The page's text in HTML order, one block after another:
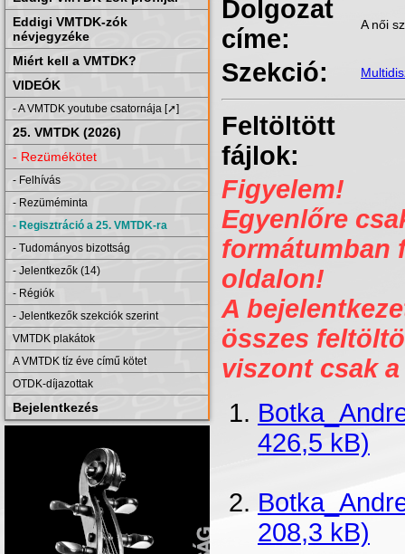
Eddigi VMTDK-zók
névjegyzéke
Miért kell a VMTDK?
VIDEÓK
- A VMTDK youtube csatornája [➚]
25. VMTDK (2026)
- Rezümékötet
- Felhívás
- Rezüméminta
- Regisztráció a 25. VMTDK-ra
- Tudományos bizottság
- Jelentkezők (14)
- Régiók
- Jelentkezők szekciók szerint
VMTDK plakátok
A VMTDK tíz éve című kötet
OTDK-díjazottak
Bejelentkezés
Dolgozat
címe:
A női
Szekció:
Feltöltött
fájlok:
Figyelem!
Egyenlőre
formátumban
oldalon!
A
összes
viszont csak
426,5 kB)
208,3 kB)